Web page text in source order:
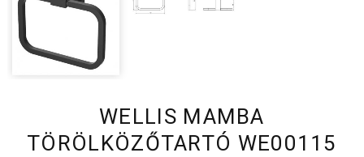
WELLIS MAMBA
TÖRÖLKÖZŐTARTÓ WE00115